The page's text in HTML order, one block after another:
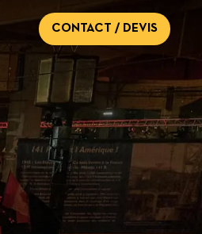
CONTACT / DEVIS